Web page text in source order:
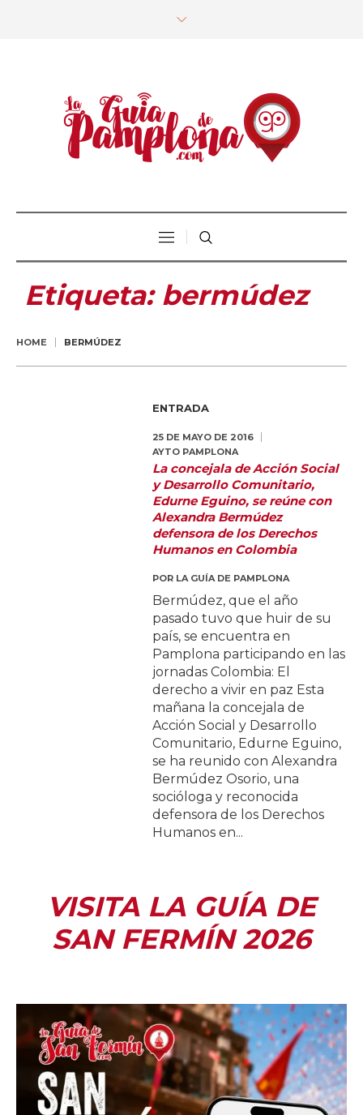
Etiqueta: bermúdez
HOME BERMÚDEZ
ENTRADA
25 DE MAYO DE 2016
AYTO PAMPLONA
La concejala de Acción Social
y Desarrollo Comunitario,
Edurne Eguino, se reúne con
Alexandra Bermúdez
defensora de los Derechos
Humanos en Colombia
POR LA GUÍA DE PAMPLONA
Bermúdez, que el año
pasado tuvo que huir de su
país, se encuentra en
Pamplona participando en las
jornadas Colombia: El
derecho a vivir en paz Esta
mañana la concejala de
Acción Social y Desarrollo
Comunitario, Edurne Eguino,
se ha reunido con Alexandra
Bermúdez Osorio, una
socióloga y reconocida
defensora de los Derechos
Humanos en...
VISITA LA GUÍA DE
SAN FERMÍN 2026